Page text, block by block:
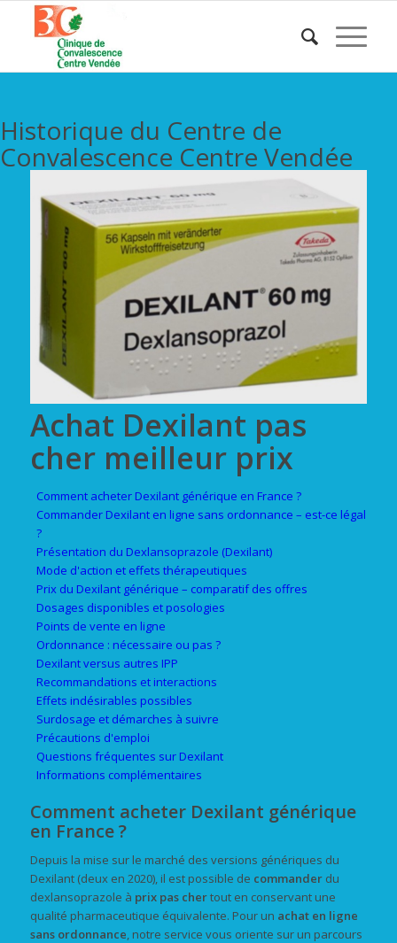
Historique du Centre de
Convalescence Centre Vendée
Achat Dexilant pas
cher meilleur prix
Comment acheter Dexilant générique en France ?
Commander Dexilant en ligne sans ordonnance – est-ce légal
?
Présentation du Dexlansoprazole (Dexilant)
Mode d'action et effets thérapeutiques
Prix du Dexilant générique – comparatif des offres
Dosages disponibles et posologies
Points de vente en ligne
Ordonnance : nécessaire ou pas ?
Dexilant versus autres IPP
Recommandations et interactions
Effets indésirables possibles
Surdosage et démarches à suivre
Précautions d'emploi
Questions fréquentes sur Dexilant
Informations complémentaires
Comment acheter Dexilant générique
en France ?
Depuis la mise sur le marché des versions génériques du
Dexilant (deux en 2020), il est possible de commanderdu
dexlansoprazole à prix pas chertout en conservant une
qualité pharmaceutique équivalente. Pour un achat en ligne
sans ordonnance, notre service vous oriente sur un parcours